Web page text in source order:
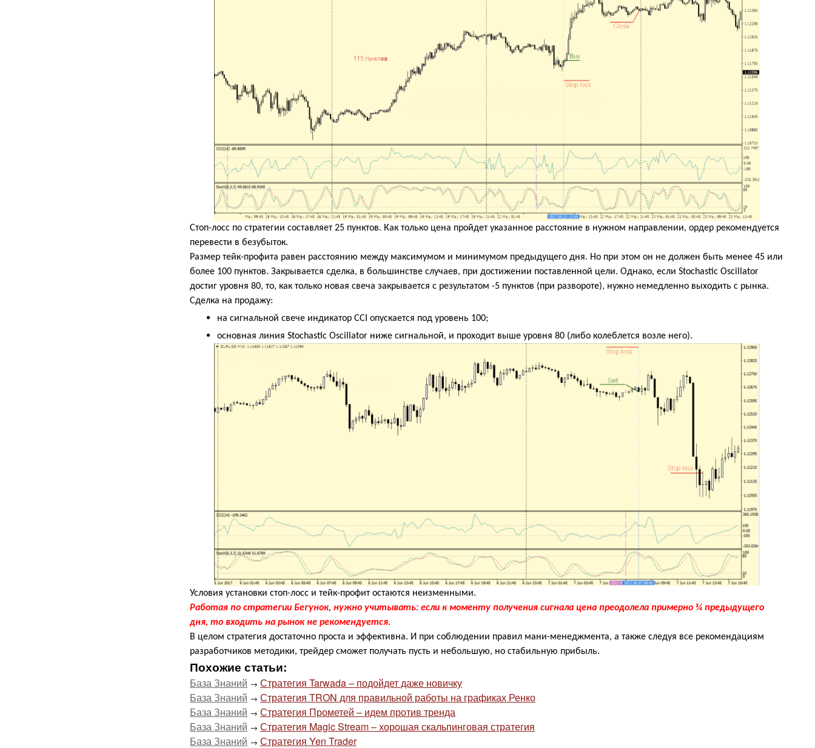
Стоп-лосс по стратегии составляет 25 пунктов. Как только цена пройдет указанное расстояние в нужном направлении, ордер рекомендуется
перевести в безубыток.
Размер тейк-профита равен расстоянию между максимумом и минимумом предыдущего дня. Но при этом он не должен быть менее 45 или
более 100 пунктов. Закрывается сделка, в большинстве случаев, при достижении поставленной цели. Однако, если Stochastic Oscillator
достиг уровня 80, то, как только новая свеча закрывается с результатом -5 пунктов (при развороте), нужно немедленно выходить с рынка.
Сделка на продажу:
на сигнальной свече индикатор CCI опускается под уровень 100;
основная линия Stochastic Oscillator ниже сигнальной, и проходит выше уровня 80 (либо колеблется возле него).
Условия установки стоп-лосс и тейк-профит остаются неизменными.
Работая по стратегии Бегунок, нужно учитывать: если к моменту получения сигнала цена преодолела примерно ¾ предыдущего
дня, то входить на рынок не рекомендуется.
В целом стратегия достаточно проста и эффективна. И при соблюдении правил мани-менеджмента, а также следуя все рекомендациям
разработчиков методики, трейдер сможет получать пусть и небольшую, но стабильную прибыль.
Похожие статьи:
База Знаний → Стратегия Tarwada – подойдет даже новичку
База Знаний → Стратегия TRON для правильной работы на графиках Ренко
База Знаний → Стратегия Прометей – идем против тренда
База Знаний → Стратегия Magic Stream – хорошая скальпинговая стратегия
База Знаний → Стратегия Yen Trader